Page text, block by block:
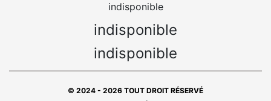
indisponible
indisponible
indisponible
© 2024 - 2026 TOUT DROIT RÉSERVÉ